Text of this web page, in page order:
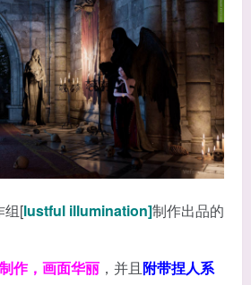
组[lustful illumination]制作出品的
作，画面华丽 ，并且 附带捏人系